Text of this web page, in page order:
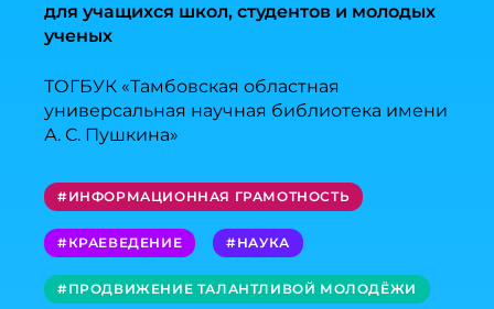
для учащихся школ, студентов и молодых
ученых
ТОГБУК «Тамбовская областная
универсальная научная библиотека имени
А. С. Пушкина»
#ИНФОРМАЦИОННАЯ ГРАМОТНОСТЬ
#КРАЕВЕДЕНИЕ #НАУКА
#ПРОДВИЖЕНИЕ ТАЛАНТЛИВОЙ МОЛОДЁЖИ